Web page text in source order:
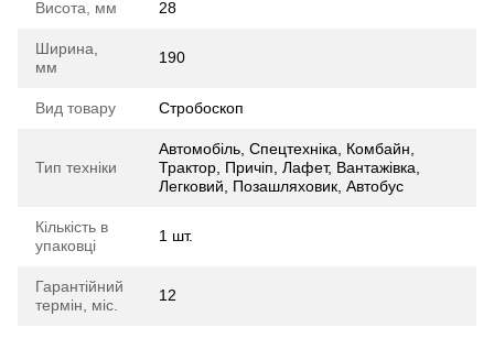
Висота, мм 28
Ширина,
мм
190
Вид товару Стробоскоп
Тип техніки
Автомобіль, Спецтехніка, Комбайн,
Трактор, Причіп, Лафет, Вантажівка,
Легковий, Позашляховик, Автобус
Кількість в
упаковці
1 шт.
Гарантійний
термін, міс.
12